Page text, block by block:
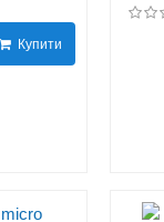
Купити